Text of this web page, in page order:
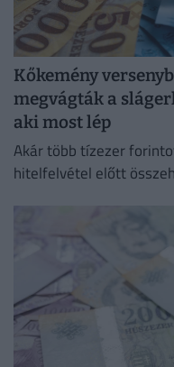
Kőkemény
megvágták a
aki most lép
Akár több tízezer
hitelfelvétel előtt